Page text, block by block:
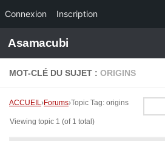
Connexion Inscription
Skip to content
Asamacubi
MOT-CLÉ DU SUJET : ORIGINS
ACCUEIL›Forums›Topic Tag: origins
Viewing topic 1 (of 1 total)